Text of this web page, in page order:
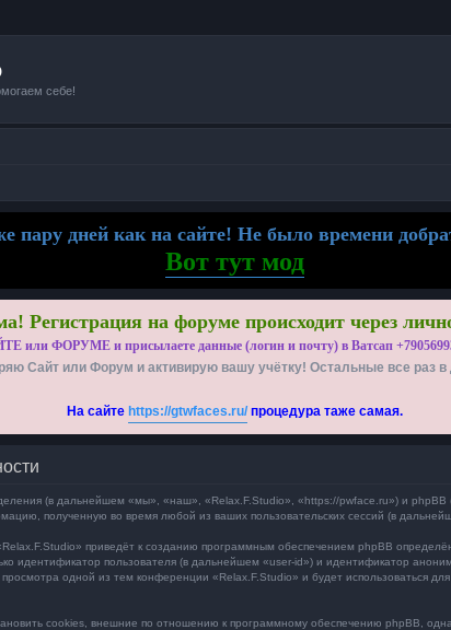
себе!
пару дней как на сайте! Не было времени
Вот тут мод
Регистрация на форуме происходит через
или ФОРУМЕ и присылаете данные (логин и почту) в Ватсап
Сайт или Форум и активирую вашу учётку! Остальные все раз
На сайте https://gtwfaces.ru/процедура таже самая.
(в дальнейшем «мы», «наш», «Relax.F.Studio», «https://pwface.ru») и
полученную во время любой из ваших пользовательских сессий (в
приведёт к созданию программным обеспечением phpBB
идентификатор пользователя (в дальнейшем «user-id») и идентификатор
одной из тем конференции «Relax.F.Studio» и будет использоваться
cookies, внешние по отношению к программному обеспечению phpBB,